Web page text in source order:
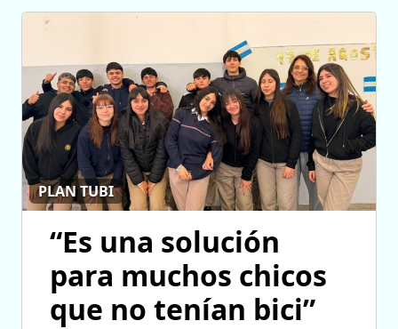
PLAN TUBI
“Es una solución
para muchos chicos
que no tenían bici”